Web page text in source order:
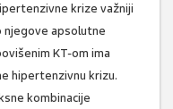
krize važniji
njegove apsolutne
KT-om ima
hipertenzivnu krizu.
kombinacije